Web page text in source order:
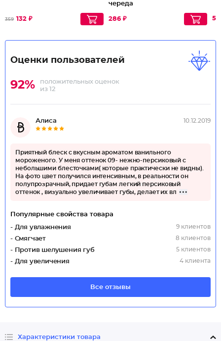
359 132 ₽
череда
286 ₽
Оценки пользователей
92%
положительных оценок
из 12
Алиса 10.12.2019
Приятный блеск с вкусным ароматом ванильного
мороженого. У меня оттенок 09- нежно-персиковый с
небольшими блесточками( которые практически не видны).
На фото цвет получился интенсивным, в реальности он
полупрозрачный, придает губам легкий персиковый
оттенок , визуально увеличивает губы, делает их вл
Популярные свойства товара
- Для увлажнения
9 клиентов
- Смягчает 8 клиентов
- Против шелушения губ 5 клиентов
- Для увеличения 4 клиента
Все отзывы
Характеристики товара